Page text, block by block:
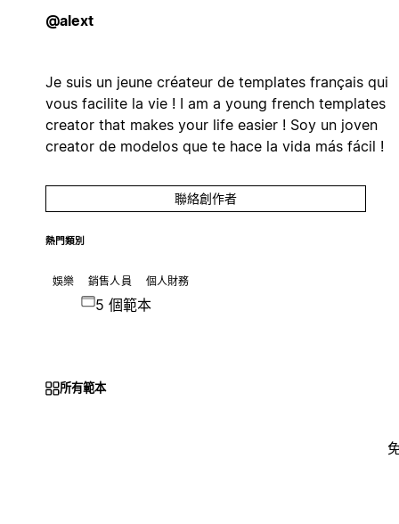
@alext
Je suis un jeune créateur de templates français qui
vous facilite la vie ! I am a young french templates
creator that makes your life easier ! Soy un joven
creator de modelos que te hace la vida más fácil !
聯絡創作者
熱門類別
娛樂 銷售人員 個人財務
5 個範本
所有範本